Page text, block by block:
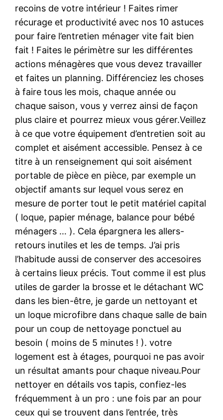
recoins de votre intérieur ! Faites rimer
récurage et productivité avec nos 10 astuces
pour faire l’entretien ménager vite fait bien
fait ! Faites le périmètre sur les différentes
actions ménagères que vous devez travailler
et faites un planning. Différenciez les choses
à faire tous les mois, chaque année ou
chaque saison, vous y verrez ainsi de façon
plus claire et pourrez mieux vous gérer.Veillez
à ce que votre équipement d’entretien soit au
complet et aisément accessible. Pensez à ce
titre à un renseignement qui soit aisément
portable de pièce en pièce, par exemple un
objectif amants sur lequel vous serez en
mesure de porter tout le petit matériel capital
( loque, papier ménage, balance pour bébé
ménagers … ). Cela épargnera les allers-
retours inutiles et les de temps. J’ai pris
l’habitude aussi de conserver des accesoires
à certains lieux précis. Tout comme il est plus
utiles de garder la brosse et le détachant WC
dans les bien-être, je garde un nettoyant et
un loque microfibre dans chaque salle de bain
pour un coup de nettoyage ponctuel au
besoin ( moins de 5 minutes ! ). votre
logement est à étages, pourquoi ne pas avoir
un résultat amants pour chaque niveau.Pour
nettoyer en détails vos tapis, confiez-les
fréquemment à un pro : une fois par an pour
ceux qui se trouvent dans l’entrée, très